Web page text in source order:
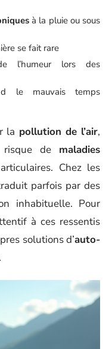
à la pluie ou sous
se fait rare
l’humeur lors des
le mauvais temps
la pollution de l’air,
de maladies
Chez les
parfois par des
inhabituelle. Pour
à ces ressentis
solutions d’auto-